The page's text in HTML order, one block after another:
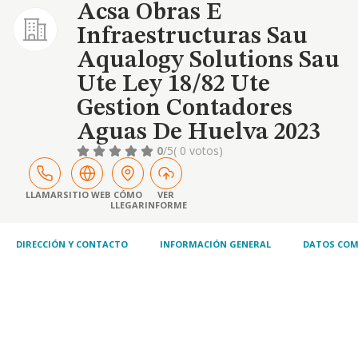
Acsa Obras E
Infraestructuras Sau
Aqualogy Solutions Sau
Ute Ley 18/82 Ute
Gestion Contadores
Aguas De Huelva 2023
0/5( 0 votos)
LLAMARSITIO WEB CÓMO
LLEGAR
VER
INFORME
DIRECCIÓN Y CONTACTO INFORMACIÓN GENERAL DATOS